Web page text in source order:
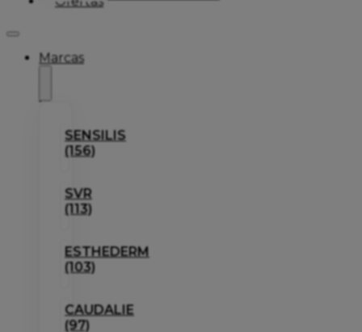
Marcas
SENSILIS
(156)
SVR
(113)
ESTHEDERM
(103)
CAUDALIE
(97)